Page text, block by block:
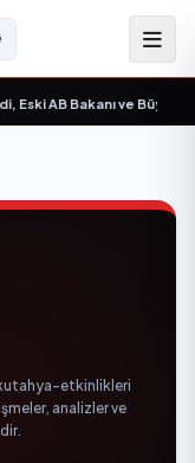
Eski AB Bakanı ve
etkinlikleri
analizler ve